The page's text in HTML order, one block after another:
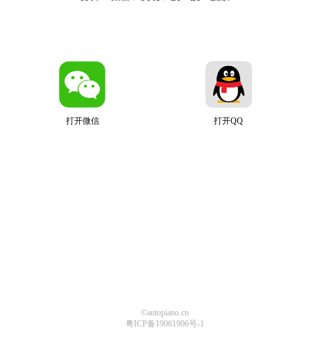
打开微信 打开QQ
©autopiano.cn
粤ICP备19061906号-1